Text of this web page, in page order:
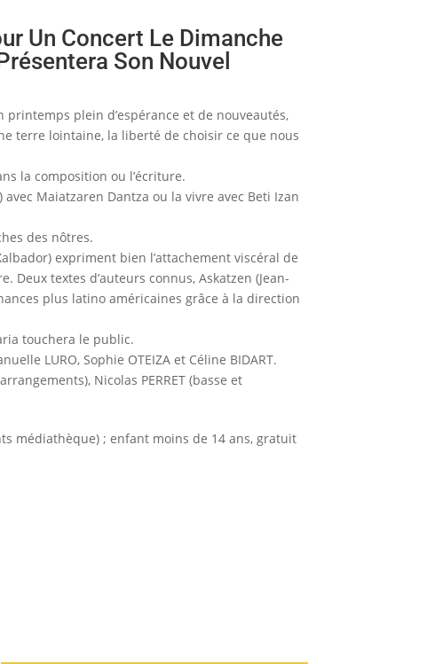
Un Concert Le Dimanche
Son Nouvel
plein d’espérance et de nouveautés,
terre lointaine, la liberté de choisir ce que nous
la composition ou l’écriture.
Maiatzaren Dantza ou la vivre avec Beti Izan
des nôtres.
expriment bien l’attachement viscéral de
textes d’auteurs connus, Askatzen (Jean-
plus latino américaines grâce à la direction
touchera le public.
LURO, Sophie OTEIZA et Céline BIDART.
Nicolas PERRET (basse et
médiathèque) ; enfant moins de 14 ans, gratuit